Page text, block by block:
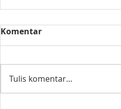
Komentar
Tulis komentar...